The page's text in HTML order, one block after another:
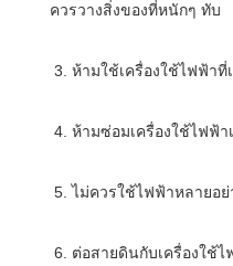
ควรวางสิ่งของที่หนักๆ ทับ
3. ห้ามใช้เครื่องใช้ไฟฟ้าที่
4. ห้ามซ่อมเครื่องใช้ไฟฟ้า
5. ไม่ควรใช้ไฟฟ้าหลายอย่
6. ต่อสายดินกับเครื่องใช้